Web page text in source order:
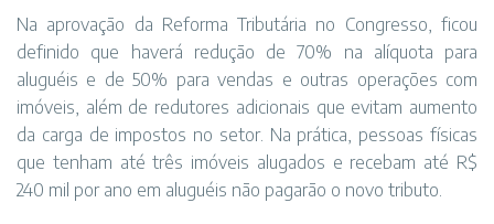
Na aprovação da Reforma Tributária no Congresso, ficou
definido que haverá redução de 70% na alíquota para
aluguéis e de 50% para vendas e outras operações com
imóveis, além de redutores adicionais que evitam aumento
da carga de impostos no setor. Na prática, pessoas físicas
que tenham até três imóveis alugados e recebam até R$
240 mil por ano em aluguéis não pagarão o novo tributo.